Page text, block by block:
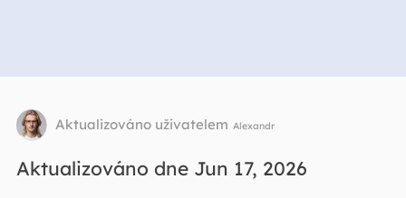
Aktualizováno uživatelem Alexandr
Aktualizováno dne Jun 17, 2026